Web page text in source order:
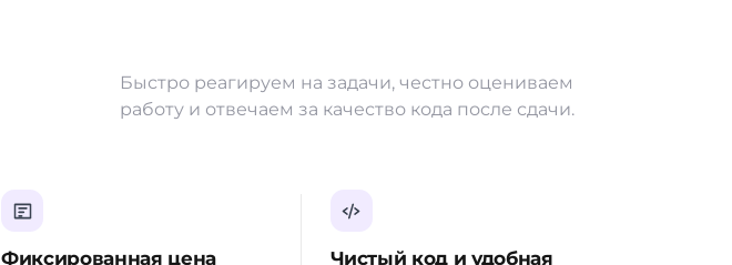
Быстро реагируем на задачи, честно оцениваем
работу и отвечаем за качество кода после сдачи.
Фиксированная цена
Чистый код и удобная